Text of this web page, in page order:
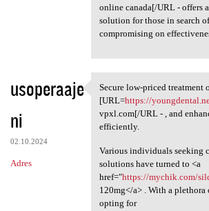
online canada[/URL - offers
solution for those in search
compromising on
usoperaaje
ni
02.10.2024
Adres
Secure low-priced
Secure low-priced treatment
[URL=https://
vpxl.com[/URL - , and
efficiently.
Various individuals seeking
solutions have turned to <a
href="https://mychik.com/
120mg</a> . With a
opting for